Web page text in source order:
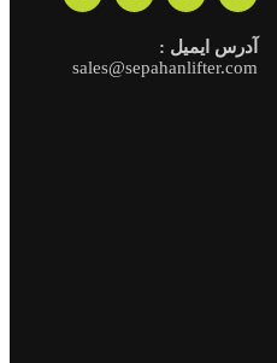
آدرس ایمیل :
sales@sepahanlifter.com